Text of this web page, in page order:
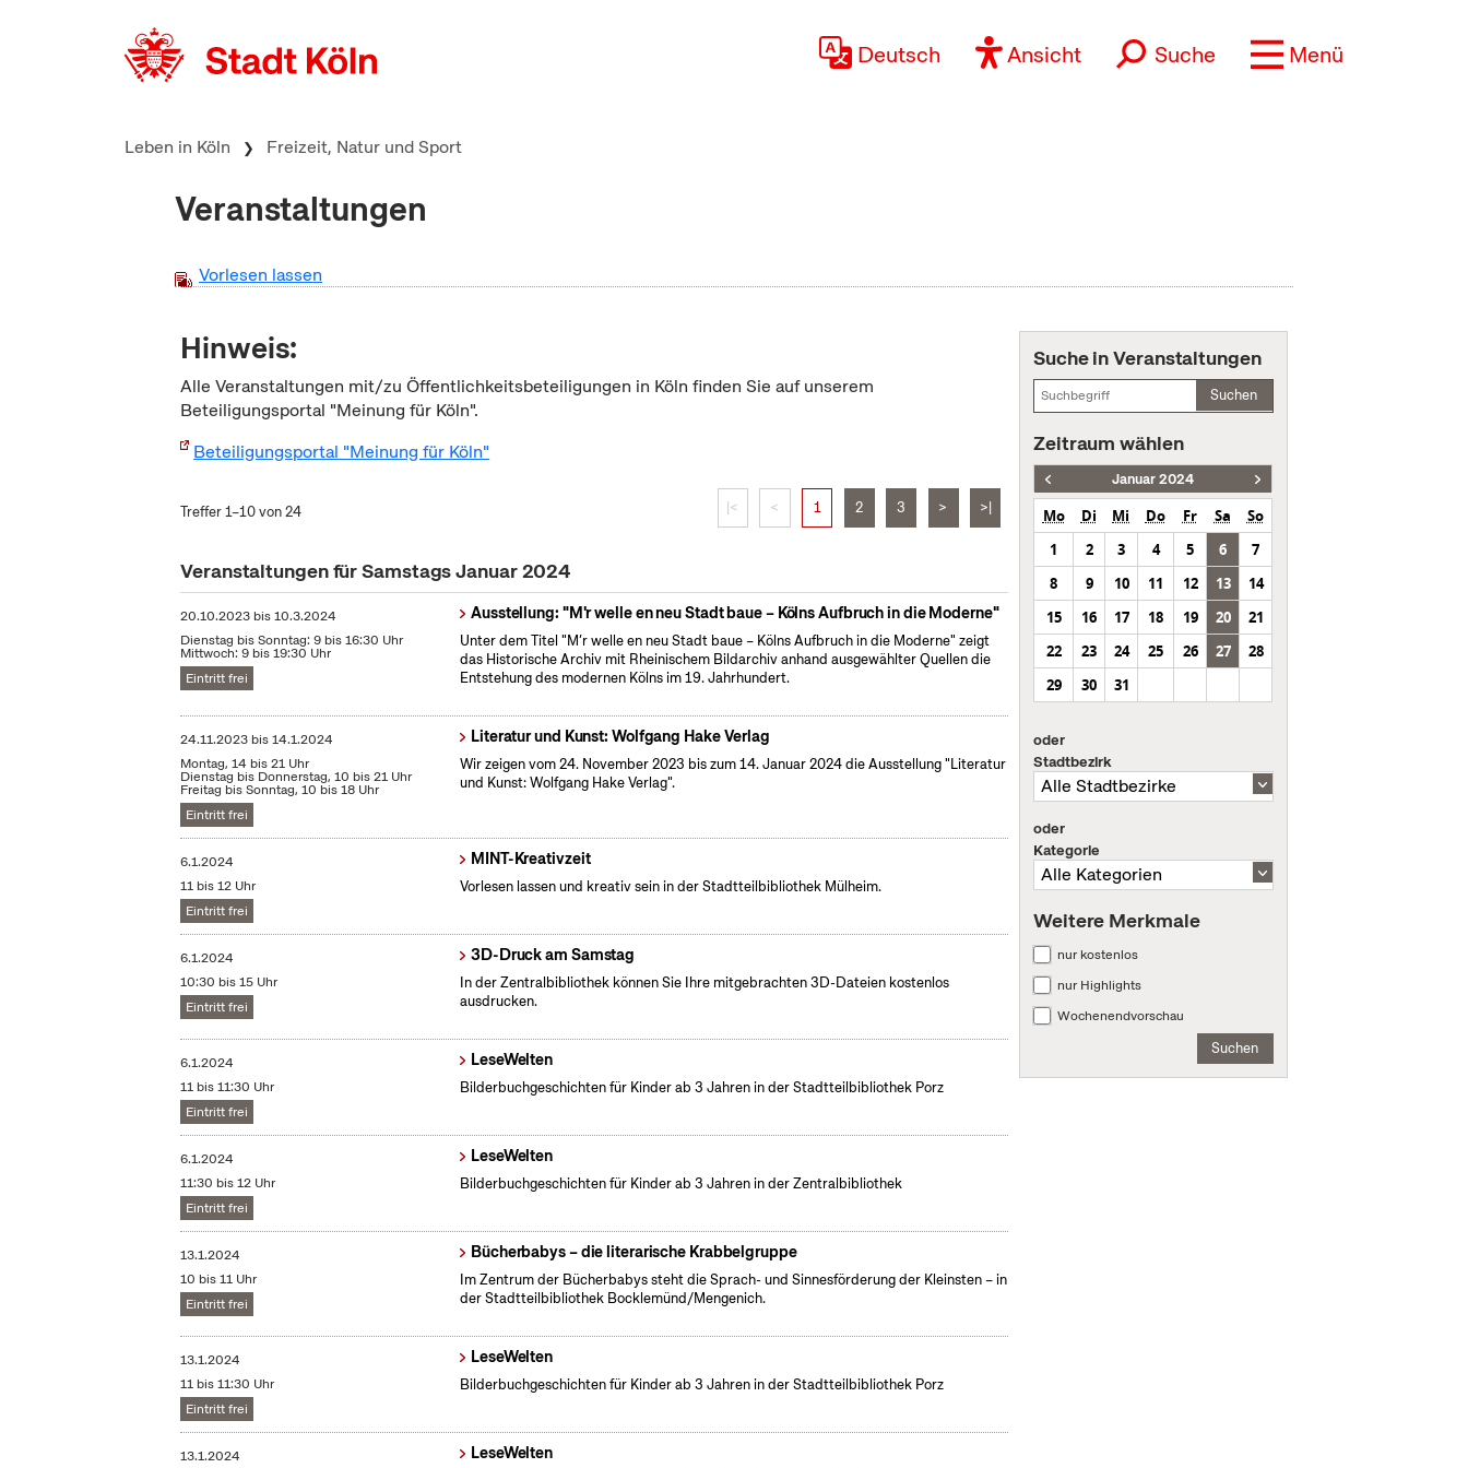
Deutsch Ansicht Suche Menü
Leben in Köln Freizeit, Natur und Sport
Veranstaltungen
Vorlesen lassen
Hinweis:
Alle Veranstaltungen mit/zu Öffentlichkeitsbeteiligungen in Köln finden Sie auf unserem
Beteiligungsportal "Meinung für Köln".
Beteiligungsportal "Meinung für Köln"
Treffer 1–10 von 24 |< < 1 2 3 > >|
Veranstaltungen für Samstags Januar 2024
20.10.2023 bis10.3.2024
Dienstag bis Sonntag: 9 bis 16:30 Uhr
Mittwoch: 9 bis 19:30 Uhr
Eintritt frei
Ausstellung: "M'r welle en neu Stadt baue – Kölns Aufbruch in die Moderne"
Unter dem Titel "M’r welle en neu Stadt baue – Kölns Aufbruch in die Moderne" zeigt
das Historische Archiv mit Rheinischem Bildarchiv anhand ausgewählter Quellen die
Entstehung des modernen Kölns im 19. Jahrhundert.
24.11.2023 bis14.1.2024
Montag, 14 bis 21 Uhr
Dienstag bis Donnerstag, 10 bis 21 Uhr
Freitag bis Sonntag, 10 bis 18 Uhr
Eintritt frei
Literatur und Kunst: Wolfgang Hake Verlag
Wir zeigen vom 24. November 2023 bis zum 14. Januar 2024 die Ausstellung "Literatur
und Kunst: Wolfgang Hake Verlag".
6.1.2024
11 bis 12 Uhr
Eintritt frei
MINT-Kreativzeit
Vorlesen lassen und kreativ sein in der Stadtteilbibliothek Mülheim.
6.1.2024
10:30 bis 15 Uhr
Eintritt frei
3D-Druck am Samstag
In der Zentralbibliothek können Sie Ihre mitgebrachten 3D-Dateien kostenlos
ausdrucken.
6.1.2024
11 bis 11:30 Uhr
Eintritt frei
LeseWelten
Bilderbuchgeschichten für Kinder ab 3 Jahren in der Stadtteilbibliothek Porz
6.1.2024
11:30 bis 12 Uhr
Eintritt frei
LeseWelten
Bilderbuchgeschichten für Kinder ab 3 Jahren in der Zentralbibliothek
13.1.2024
10 bis 11 Uhr
Eintritt frei
Bücherbabys – die literarische Krabbelgruppe
Im Zentrum der Bücherbabys steht die Sprach- und Sinnesförderung der Kleinsten – in
der Stadtteilbibliothek Bocklemünd/Mengenich.
13.1.2024
11 bis 11:30 Uhr
Eintritt frei
LeseWelten
Bilderbuchgeschichten für Kinder ab 3 Jahren in der Stadtteilbibliothek Porz
13.1.2024
LeseWelten
Suche in Veranstaltungen
Suchen
Zeitraum wählen
Januar 2024
Mo Di Mi Do Fr Sa
So
1
2 3 4 5 6
7
8
9 10 11 12 13
14
15
16 17 18 19 20
21
22
23 24 25 26 27
28
29
30 31
oder
Stadtbezirk
oder
Kategorie
Weitere Merkmale
nur kostenlos
nur Highlights
Wochenendvorschau
Suchen